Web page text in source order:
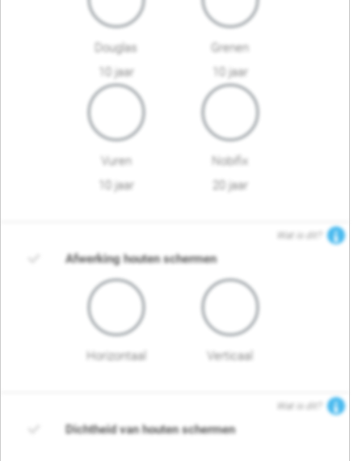
Douglas
10 jaar
Grenen
10 jaar
Vuren
10 jaar
Nobifix
20 jaar
Wat is dit?
Afwerking houten schermen
Horizontaal Verticaal
Wat is dit?
Dichtheid van houten schermen